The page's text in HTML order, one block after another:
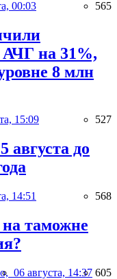
00:03 565
АЧГ на 31%,
8 млн
15:09 527
августа до
14:51 568
таможне
06 августа, 14:37 605